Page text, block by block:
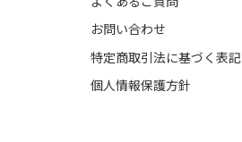
お問い合わせ
特定商取引法に基づく表記
個人情報保護方針